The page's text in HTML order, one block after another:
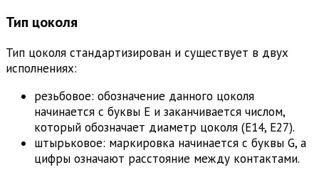
Тип цоколя
Тип цоколя стандартизирован и существует в двух
исполнениях:
резьбовое: обозначение данного цоколя
начинается с буквы Е и заканчивается числом,
который обозначает диаметр цоколя (Е14, Е27).
штырьковое: маркировка начинается с буквы G, а
цифры означают расстояние между контактами.